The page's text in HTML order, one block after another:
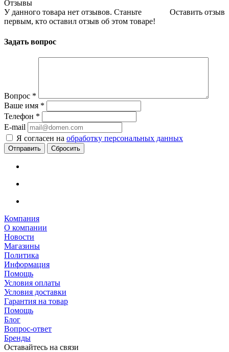
Отзывы
Оставить отзыв
У данного товара нет отзывов. Станьте
первым, кто оставил отзыв об этом товаре!
Задать вопрос
Вопрос *
Ваше имя *
Телефон *
E-mail
Я согласен на обработку персональных данных
Сбросить
Компания
О компании
Новости
Магазины
Политика
Информация
Помощь
Условия оплаты
Условия доставки
Гарантия на товар
Помощь
Блог
Вопрос-ответ
Бренды
Оставайтесь на связи